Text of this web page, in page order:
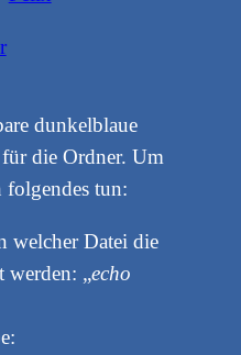
dunkelblaue
die Ordner. Um
folgendes tun:
welcher Datei die
werden: „echo